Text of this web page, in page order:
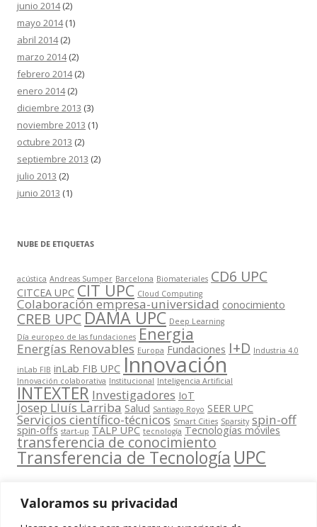
Valoramos su privacidad
junio 2014(2)
mayo 2014(1)
abril 2014(2)
marzo 2014(2)
febrero 2014(2)
enero 2014(2)
diciembre 2013 (3)
noviembre 2013 (1)
octubre 2013 (2)
septiembre 2013 (2)
julio 2013 (2)
junio 2013 (1)
NUBE DE ETIQUETAS
acústica Andreas Sumper Barcelona Biomateriales CD6 UPC
CITCEA UPC CIT UPC Cloud Computing
Colaboración empresa-universidad conocimiento
CREB UPCDAMA UPC Deep Learning
Día europeo de las fundaciones Energia
Energías Renovables Europa Fundaciones I+D Industria 4.0
inLab FIB inLab FIB UPC Innovación
Innovación colaborativa Institucional Inteligencia Artificial
INTEXTER Investigadores IoT
Josep Lluís Larriba Salud Santiago Royo SEER UPC
Servicios científico-técnicos Smart Cities Sparsity spin-off
spin-offs start-up TALP UPC tecnología Tecnologías móviles
transferencia de conocimiento
Transferencia de Tecnología UPC